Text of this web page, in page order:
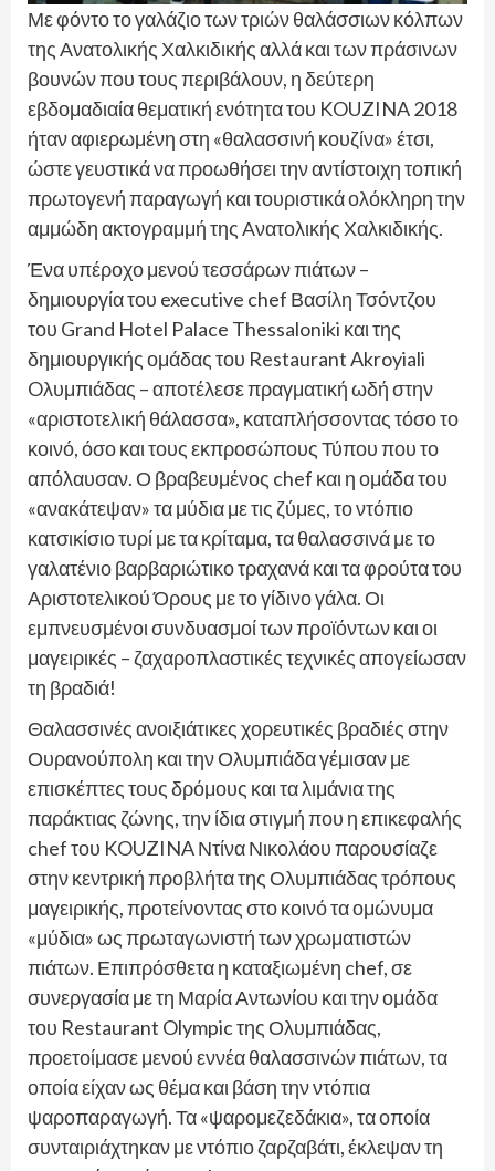
Με φόντο το γαλάζιο των τριών θαλάσσιων κόλπων
της Ανατολικής Χαλκιδικής αλλά και των πράσινων
βουνών που τους περιβάλουν, η δεύτερη
εβδομαδιαία θεματική ενότητα του KOUZINA 2018
ήταν αφιερωμένη στη «θαλασσινή κουζίνα» έτσι,
ώστε γευστικά να προωθήσει την αντίστοιχη τοπική
πρωτογενή παραγωγή και τουριστικά ολόκληρη την
αμμώδη ακτογραμμή της Ανατολικής Χαλκιδικής.
Ένα υπέροχο μενού τεσσάρων πιάτων –
δημιουργία του executive chef Βασίλη Τσόντζου
του Grand Hotel Palace Thessaloniki και της
δημιουργικής ομάδας του Restaurant Akroyiali
Oλυμπιάδας – αποτέλεσε πραγματική ωδή στην
«αριστοτελική θάλασσα», καταπλήσσοντας τόσο το
κοινό, όσο και τους εκπροσώπους Τύπου που το
απόλαυσαν. Ο βραβευμένος chef και η ομάδα του
«ανακάτεψαν» τα μύδια με τις ζύμες, το ντόπιο
κατσικίσιο τυρί με τα κρίταμα, τα θαλασσινά με το
γαλατένιο βαρβαριώτικο τραχανά και τα φρούτα του
Αριστοτελικού Όρους με το γίδινο γάλα. Οι
εμπνευσμένοι συνδυασμοί των προϊόντων και οι
μαγειρικές – ζαχαροπλαστικές τεχνικές απογείωσαν
τη βραδιά!
Θαλασσινές ανοιξιάτικες χορευτικές βραδιές στην
Ουρανούπολη και την Ολυμπιάδα γέμισαν με
επισκέπτες τους δρόμους και τα λιμάνια της
παράκτιας ζώνης, την ίδια στιγμή που η επικεφαλής
chef του KOUZINA Ντίνα Νικολάου παρουσίαζε
στην κεντρική προβλήτα της Ολυμπιάδας τρόπους
μαγειρικής, προτείνοντας στο κοινό τα ομώνυμα
«μύδια» ως πρωταγωνιστή των χρωματιστών
πιάτων. Επιπρόσθετα η καταξιωμένη chef, σε
συνεργασία με τη Μαρία Αντωνίου και την ομάδα
του Restaurant Olympic της Ολυμπιάδας,
προετοίμασε μενού εννέα θαλασσινών πιάτων, τα
οποία είχαν ως θέμα και βάση την ντόπια
ψαροπαραγωγή. Τα «ψαρομεζεδάκια», τα οποία
συνταιριάχτηκαν με ντόπιο ζαρζαβάτι, έκλεψαν τη